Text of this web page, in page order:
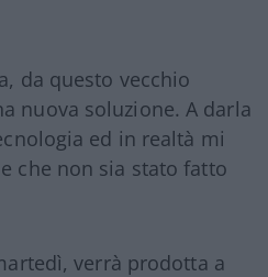
da questo vecchio
nuova soluzione. A darla
ed in realtà mi
che non sia stato fatto
verrà prodotta a